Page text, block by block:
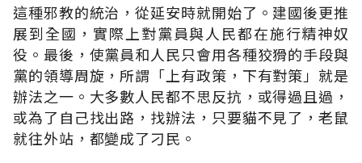
這種邪教的統治，從延安時就開始了。建國後更推
展到全國，實際上對黨員與人民都在施行精神奴
役。最後，使黨員和人民只會用各種狡猾的手段與
黨的領導周旋，所謂「上有政策，下有對策」就是
辦法之一。大多數人民都不思反抗，或得過且過，
或為了自己找出路，找辦法，只要貓不見了，老鼠
就往外站，都變成了刁民。